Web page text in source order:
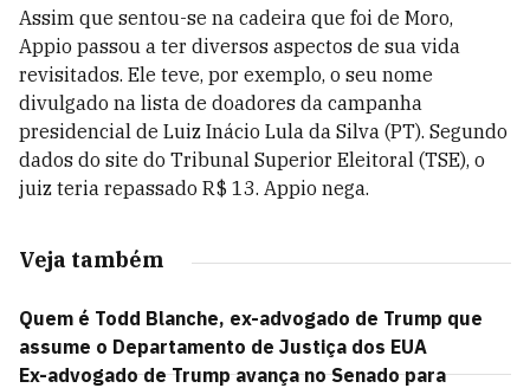
Assim que sentou-se na cadeira que foi de Moro,
Appio passou a ter diversos aspectos de sua vida
revisitados. Ele teve, por exemplo, o seu nome
divulgado na lista de doadores da campanha
presidencial de Luiz Inácio Lula da Silva (PT). Segundo
dados do site do Tribunal Superior Eleitoral (TSE), o
juiz teria repassado R$ 13. Appio nega.
Veja também
Quem é Todd Blanche, ex-advogado de Trump que
assume o Departamento de Justiça dos EUA
Ex-advogado de Trump avança no Senado para